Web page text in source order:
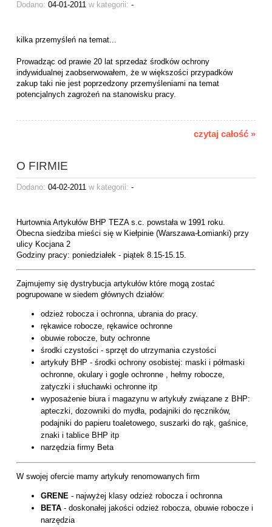
Dodano: 04-01-2011 w kategorii: -
kilka przemyśleń na temat...
Prowadząc od prawie 20 lat sprzedaż środków ochrony
indywidualnej zaobserwowałem, że w większości przypadków
zakup taki nie jest poprzedzony przemyśleniami na temat
potencjalnych zagrożeń na stanowisku pracy.
czytaj całość »
O FIRMIE
Dodano: 04-02-2011w kategorii: -
Hurtownia Artykułów BHP TEZA s.c. powstała w 1991 roku.
Obecna siedziba mieści się w Kiełpinie (Warszawa-Łomianki) przy
ulicy Kocjana 2
Godziny pracy: poniedziałek - piątek 8.15-15.15.
Zajmujemy się dystrybucja artykułów które mogą zostać
pogrupowane w siedem głównych działów:
odzież robocza i ochronna, ubrania do pracy.
rękawice robocze, rękawice ochronne
obuwie robocze, buty ochronne
środki czystości - sprzęt do utrzymania czystości
artykuły BHP - środki ochrony osobistej: maski i półmaski
ochronne, okulary i gogle ochronne , hełmy robocze,
zatyczki i słuchawki ochronne itp
wyposażenie biura i magazynu w artykuły związane z BHP:
apteczki, dozowniki do mydła, podajniki do ręczników,
podajniki do papieru toaletowego, suszarki do rąk, gaśnice,
znaki i tablice BHP itp
narzędzia firmy Beta
W swojej ofercie mamy artykuły renomowanych firm
GRENE- najwyżej klasy odzież robocza i ochronna
BETA- doskonałej jakości odzież robocza, obuwie robocze i
narzędzia